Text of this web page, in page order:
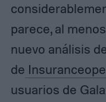
parece, al
nuevo análisis
de
usuarios de